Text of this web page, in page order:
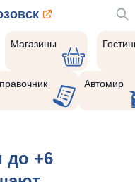
Магазины
Автомир
до +6